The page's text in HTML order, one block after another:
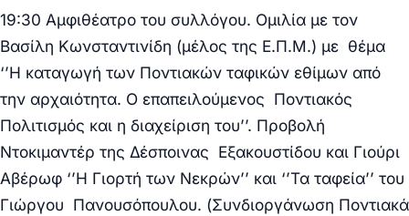
19:30 Αμφιθέατρο του συλλόγου. Ομιλία με τον
Βασίλη Κωνσταντινίδη (μέλος της Ε.Π.Μ.) με θέμα
‘’Η καταγωγή των Ποντιακών ταφικών εθίμων από
την αρχαιότητα. Ο επαπειλούμενος Ποντιακός
Πολιτισμός και η διαχείριση του’’. Προβολή
Ντοκιμαντέρ της Δέσποινας Εξακουστίδου και Γιούρι
Αβέρωφ ‘’Η Γιορτή των Νεκρών’’ και ‘’Τα ταφεία’’ του
Γιώργου Πανουσόπουλου. (Συνδιοργάνωση Ποντιακά